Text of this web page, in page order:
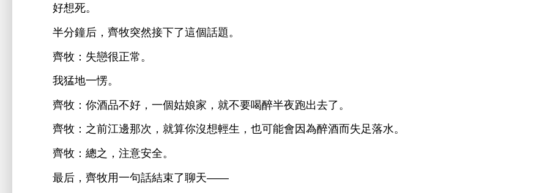
好
。
半分鐘后，
牧突然接
個話題。
牧：失戀很正常。
猛
愣。
牧：
酒品 好， 個姑娘 ，就 醉半夜
。
牧：之
邊 次，就算 沒 ，也 能 因為醉酒而失 落
。
牧：總之，注
全。
最后，
牧用 句話結束 聊
——